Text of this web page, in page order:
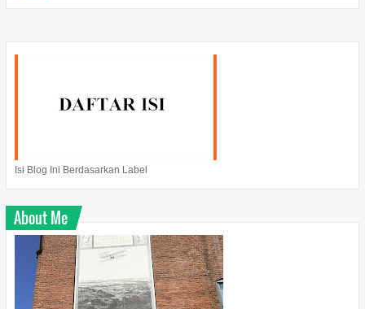
Isi Blog Ini Berdasarkan Label
About Me